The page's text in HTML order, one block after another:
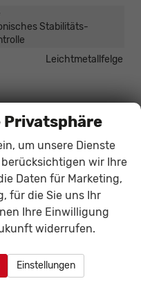
Stabilitäts-
Leichtmetallfelge
Verbrennungsmotor (ICE)
5-türig
vorhanden
Metallic
1231 kg
vorhanden
Privatsphäre
um unsere Dienste
wir Ihre
Daten für Marketing,
für die Sie uns Ihr
Ihre Einwilligung
widerrufen.
Einstellungen